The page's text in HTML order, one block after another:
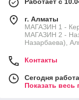
Работает с
г. Алматы
МАГАЗИН 1 -
МАГАЗИН 2 -
Назарбаева),
Контакты
Сегодня
Показать весь